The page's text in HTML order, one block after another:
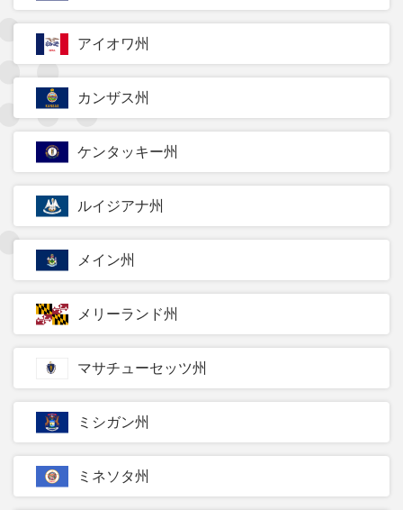
アイオワ州
カンザス州
ケンタッキー州
ルイジアナ州
メイン州
メリーランド州
マサチューセッツ州
ミシガン州
ミネソタ州